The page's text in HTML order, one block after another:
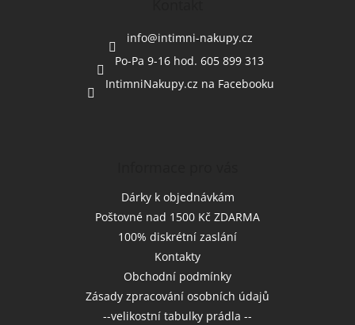
info@intimni-nakupy.cz
Po-Pa 9-16 hod. 605 899 313
IntimniNakupy.cz na Facebooku
Dárky k objednávkám
Poštovné nad 1500 Kč ZDARMA
100% diskrétní zaslání
Kontakty
Obchodní podmínky
Zásady zpracování osobních údajů
--velikostní tabulky prádla --